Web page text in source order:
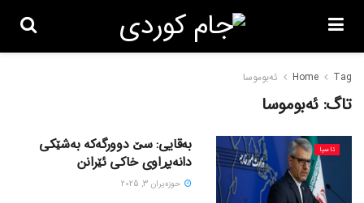
Home Tag ئەبوموسا
تاگ: ئەبوموسا
ئاسیا
بەقایی: سێ دوورگەکە بەشێکی
دانەبڕاوی خاکی ئێرانن
حوزه‌یران 3, 2025